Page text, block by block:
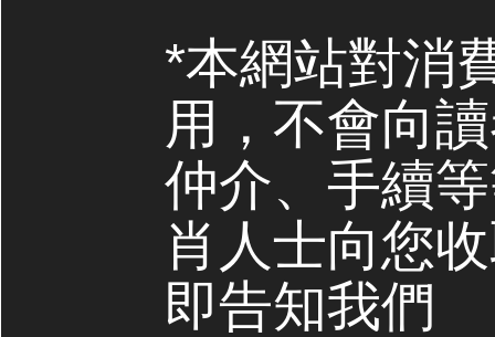
*本網站對消
用，不會向
仲介、手續
肖人士向您
即告知我們